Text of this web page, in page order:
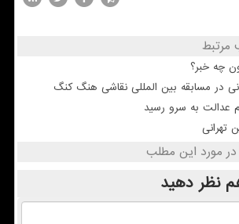
مرتبط
چه خبر؟
در مسابقه بین المللی نقاشی هنگ کنگ
عدالت به سرو رسید
تهرانی
در مورد این مطلب
نظر دهید